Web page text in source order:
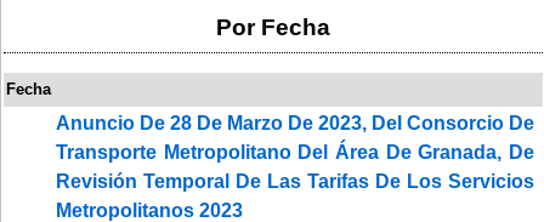
Por Fecha
Fecha
Anuncio De 28 De Marzo De 2023, Del Consorcio De
Transporte Metropolitano Del Área De Granada, De
Revisión Temporal De Las Tarifas De Los Servicios
Metropolitanos 2023